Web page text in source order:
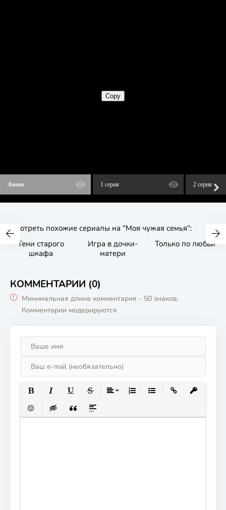
Анонс 1 серия 2 серия
Смотреть похожие сериалы на "Моя чужая семья":
Тени старого
шкафа
Игра в дочки-
матери
Только по любви
КОММЕНТАРИИ (0)
Минимальная длина комментария - 50 знаков.
Комментарии модерируются
ПОЛУЖИРНЫЙ
КУРСИВПОДЧЕРКНУТЫЙ
ЗАЧЕРКНУТЫЙ
ВЫРАВНИВАНИЕ
НУМЕРОВАННЫЙ СПИСОК
МАРКИРОВАННЫЙ
ВСТАВИТЬ
ВСТАВИТЬ СМАЙЛИК
ВСТАВКА СКРЫТОГО ТЕКСТА
ВСТАВКА ЦИТАТЫ
ВСТАВКА СПОЙЛЕРА